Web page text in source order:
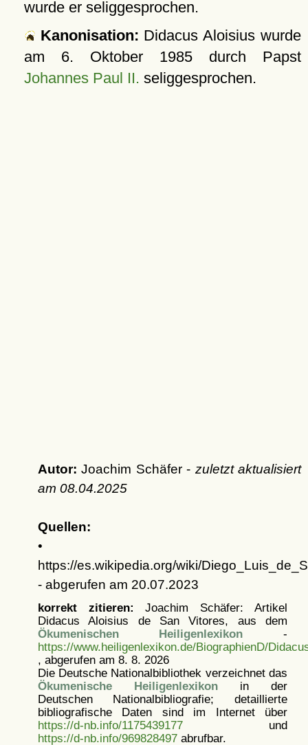
wurde er seliggesprochen.
Kanonisation: Didacus Aloisius wurde
am 6. Oktober 1985durch Papst
Johannes Paul II. seliggesprochen.
Autor: Joachim Schäfer - zuletzt aktualisiert
am 08.04.2025
Quellen:
•
https://es.wikipedia.org/wiki/
- abgerufen am 20.07.2023
korrekt zitieren: Joachim Schäfer: Artikel
Didacus Aloisius de San Vitores, aus dem
Ökumenischen Heiligenlexikon -
https://www.heiligenlexikon.de/BiographienD/
, abgerufen am 8. 8. 2026
Die Deutsche Nationalbibliothek verzeichnet das
Ökumenische Heiligenlexikonin der
Deutschen Nationalbibliografie; detaillierte
bibliografische Daten sind im Internet über
https://d-nb.info/1175439177und
https://d-nb.info/969828497abrufbar.